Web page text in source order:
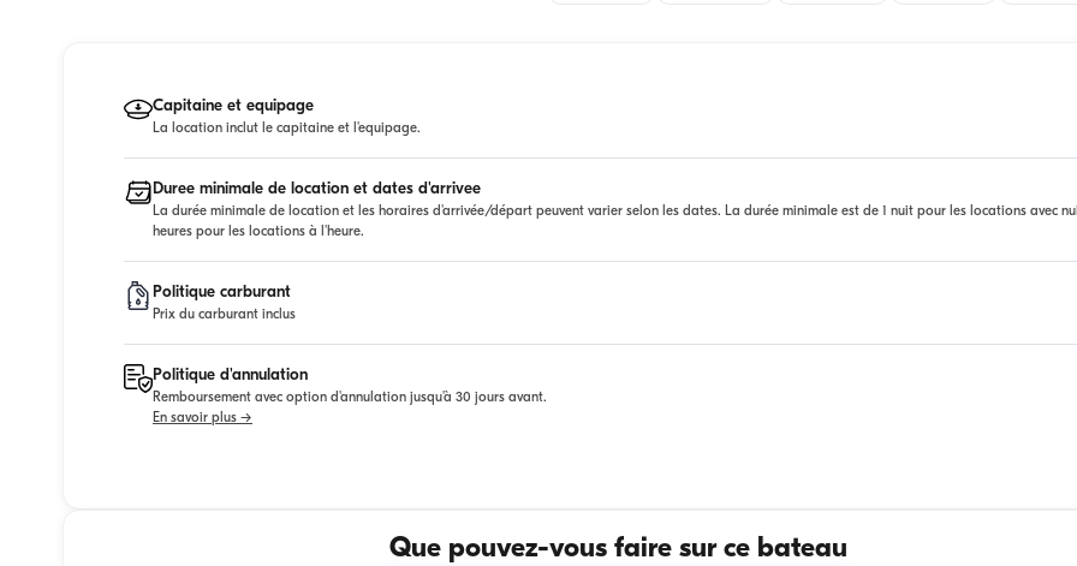
Capitaine et equipage
La location inclut le capitaine et l'equipage.
Duree minimale de location et dates d'arrivee
La durée minimale de location et les horaires d'arrivée/départ peuvent varier selon les dates. La durée minimale est de 1 nuit pour les locations avec
heures pour les locations à l'heure.
Politique carburant
Prix du carburant inclus
Politique d'annulation
Remboursement avec option d'annulation jusqu'à 30 jours avant.
En savoir plus →
Que pouvez-vous faire sur ce bateau